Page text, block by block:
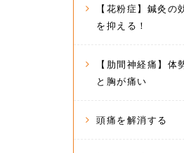
【花粉症】鍼灸の
を抑える！
【肋間神経痛】体
と胸が痛い
頭痛を解消する